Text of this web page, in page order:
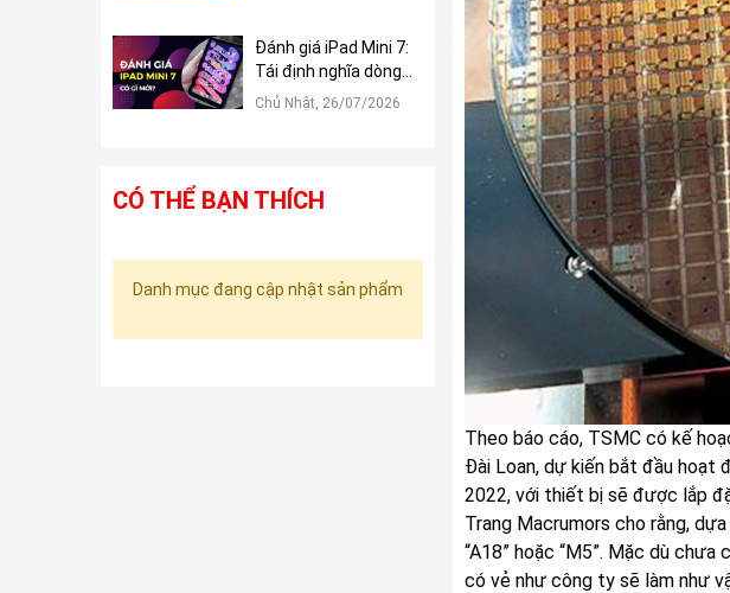
Theo báo cáo, TSMC có kế
Đài Loan, dự kiến ​​bắt đầu hoạt
2022, với thiết bị sẽ được lắp
Trang Macrumors cho rằng,
“A18” hoặc “M5”. Mặc dù
có vẻ như công ty sẽ làm như
Đánh giá iPad Mini 7:
Tái định nghĩa dòng
iPad Mini
Chủ Nhật, 26/07/2026
CÓ THỂ BẠN THÍCH
Danh mục đang cập nhật sản phẩm